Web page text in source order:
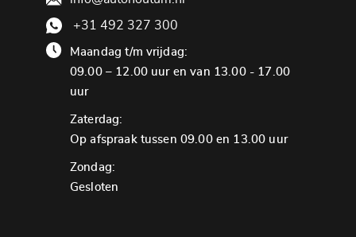
+31 492 327 300
Maandag t/m vrijdag:
09.00 – 12.00 uur en van 13.00 - 17.00
uur
Zaterdag:
Op afspraak tussen 09.00 en 13.00 uur
Zondag:
Gesloten